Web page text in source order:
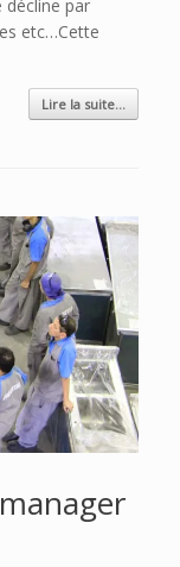
décline par
etc…Cette
Lire la suite...